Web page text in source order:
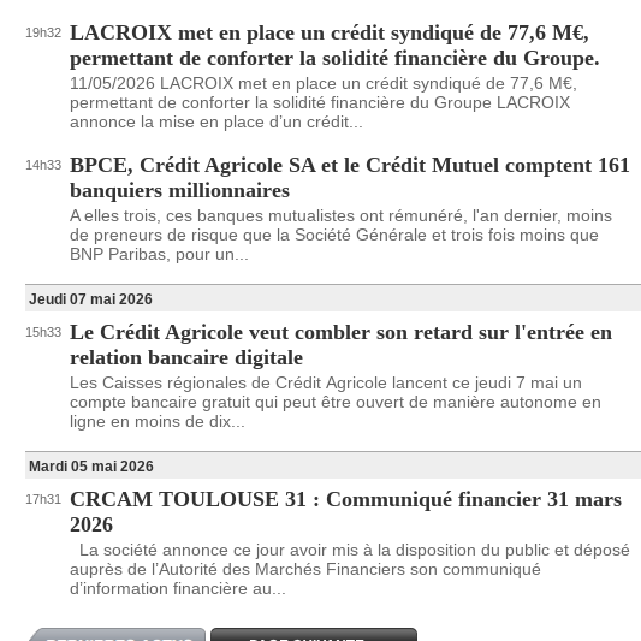
19h32 LACROIX met en place un crédit syndiqué de 77,6 M€,
permettant de conforter la solidité financière du Groupe.
11/05/2026 LACROIX met en place un crédit syndiqué de 77,6 M€,
permettant de conforter la solidité financière du Groupe LACROIX
annonce la mise en place d’un crédit...
14h33 BPCE, Crédit Agricole SA et le Crédit Mutuel comptent 161
banquiers millionnaires
A elles trois, ces banques mutualistes ont rémunéré, l'an dernier, moins
de preneurs de risque que la Société Générale et trois fois moins que
BNP Paribas, pour un...
Jeudi 07 mai 2026
15h33 Le Crédit Agricole veut combler son retard sur l'entrée en
relation bancaire digitale
Les Caisses régionales de Crédit Agricole lancent ce jeudi 7 mai un
compte bancaire gratuit qui peut être ouvert de manière autonome en
ligne en moins de dix...
Mardi 05 mai 2026
17h31
CRCAM TOULOUSE 31 : Communiqué financier 31 mars
2026
La société annonce ce jour avoir mis à la disposition du public et déposé
auprès de l’Autorité des Marchés Financiers son communiqué
d’information financière au...